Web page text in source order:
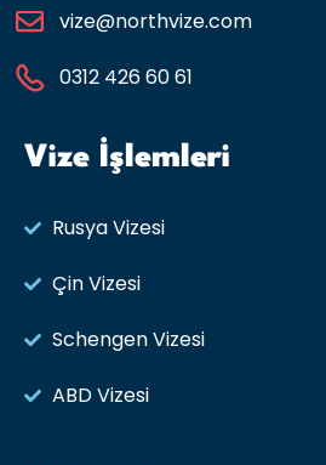
vize@northvize.com
0312 426 60 61
Vize İşlemleri
Rusya Vizesi​
Çin Vizesi
Schengen Vizesi
ABD Vizesi